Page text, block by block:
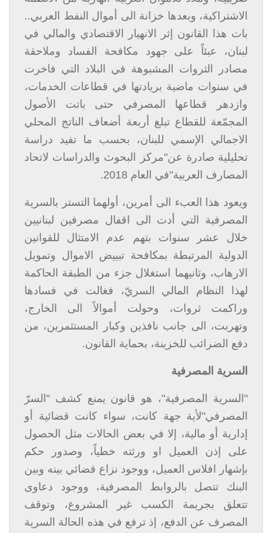
الاشتراكية، وبعدها خزانة الى أموال النفط العربي..
بات هذا القانون إثر الانهيار الاقتصادي والمالي في
لبنان، عبئاً على جهود مكافحة الفساد وملاحقة
مصادر الثروات المشبوهة في البلاد التي فاخرت
في سنوات ماضية بريادتها في قطاعات الخدمات،
وازدهر قطاعها المصرفي حتى باتت الأصول
المجمّعة للقطاع تبلغ أربعة أضعاف الناتج المحلي
الاجمالي الإسمي للبنان، بحسب ما تفيد دراسة
تحليلية صادرة عن"مركز البحوث والدراسات لاتحاد
المصارف العربية"في العام 2018.
ويعود هذا العبء الى أمرين، أولهما التستر بالسرية
المصرفية التي أدت الى اقفال مصرفين لبنانيين
خلال عشر سنوات بتهم عدم الامتثال للقوانين
الدولية المرتبطة بمكافحة تبييض الاموال وتمويل
الارهاب، وثانيهما استغلال جزء من الطبقة الحاكمة
لهذا النظام المالي السريّ، فغالت في فسادها
وراكمت ثروات، وحولت أموالاً الى الخارج،
وتهربت، الى جانب نافذين وكبار المستثمرين، من
دفع الضرائب للخزينة، بحماية القانون.
السرية المصرفية
"السرية المصرفية"، هو قانون يمنع كشف "السرّ
المصرفي"لأية جهة كانت، سواء كانت قضائية أو
إدارية أو مالية، إلا في بعض الحالات مثل الحصول
على إذن العميل او ورثته خطياً، وصدور حكم
بإشهار افلاس العميل، ووجود نزاع قضائي بينه وبين
البنك تتصل بالروابط المصرفية، ووجود دعاوى
تتعلق بجريمة الكسب غير المشروع، وتوقف
المصرف عن الدفع، إذ ترفع في هذه الحالة السرية